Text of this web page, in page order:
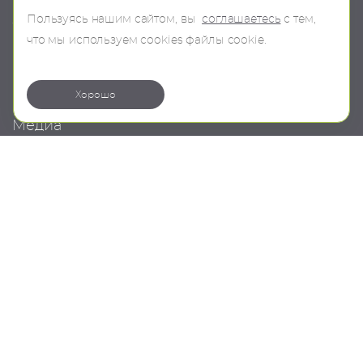
О компании В наличии
Медиа
Пользуясь нашим сайтом, вы соглашаетесь с тем,
что мы используем сookies файлы cookie.
Хорошо